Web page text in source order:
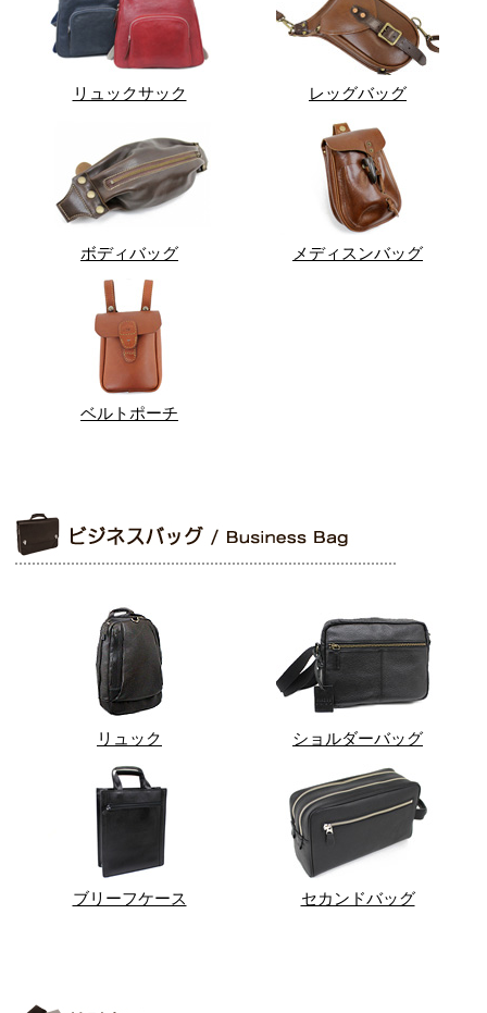
リュックサック レッグバッグ
ボディバッグ メディスンバッグ
ベルトポーチ
リュック ショルダーバッグ
ブリーフケース セカンドバッグ